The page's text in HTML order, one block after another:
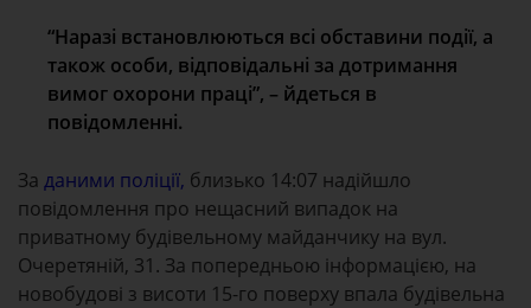
“Наразі встановлюються всі обставини події, а
також особи, відповідальні за дотримання
вимог охорони праці”, – йдеться в
повідомленні.
За даними поліції, близько 14:07 надійшло
повідомлення про нещасний випадок на
приватному будівельному майданчику на вул.
Очеретяній, 31. За попередньою інформацією, на
новобудові з висоти 15-го поверху впала будівельна